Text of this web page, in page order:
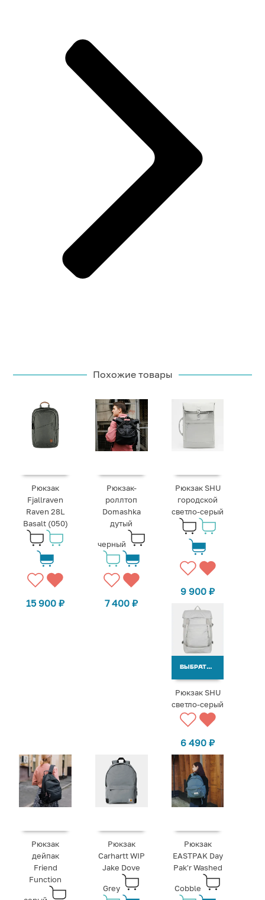
Похожие товары
Рюкзак
Fjallraven
Raven 28L
Basalt (050)
15 900₽
Рюкзак-
роллтоп
Domashka
дутый
черный
7 400₽
Рюкзак SHU
городской
светло-серый
9 900₽
ВЫБРАТЬ ВАРИАНТЫ
Рюкзак SHU
светло-серый
6 490₽
Рюкзак
дейпак
Friend
Function
Рюкзак
Carhartt WIP
Jake Dove
Grey
Рюкзак
EASTPAK Day
Pak'r Washed
Cobble